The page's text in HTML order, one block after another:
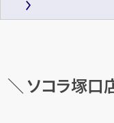
＼ ソコラ塚